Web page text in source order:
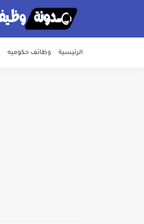
الرئيسية وظائف حكوميه